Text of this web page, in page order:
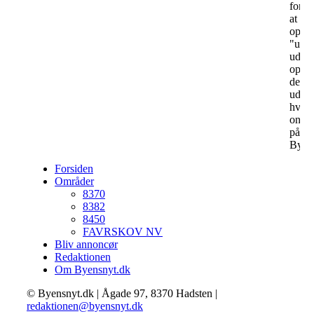
for
at
der
hver
på
Forsiden
Områder
8370
8382
8450
FAVRSKOV NV
Bliv annoncør
Redaktionen
Om Byensnyt.dk
© Byensnyt.dk | Ågade 97, 8370 Hadsten |
redaktionen@byensnyt.dk